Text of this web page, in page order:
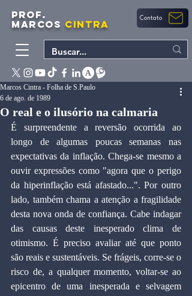
PROF.
MARCOS CINTRA Contato
O real e o ilusório na calmaria
Marcos Cintra - Folha de S.Paulo
6 de ago. de 1989
É surpreendente a reversão ocorrida ao
longo de algumas poucas semanas nas
expectativas da inflação. Chega-se mesmo a
ouvir expressões como "agora que o perigo
da hiperinflação está afastado...". Por outro
lado, também chama a atenção a fragilidade
desta nova onda de confiança. Cabe indagar
das causas deste inesperado clima de
otimismo. É preciso avaliar até que ponto
são reais e sustentáveis. Se frágeis, corre-se o
risco de, a qualquer momento, voltar-se ao
epicentro de uma inesperada e selvagem